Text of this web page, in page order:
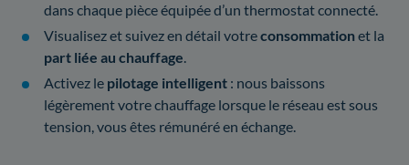
dans chaque pièce équipée d’un thermostat connecté.
Visualisez et suivez en détail votreconsommation et la
part liée au chauffage.
Activez le pilotage intelligent : nous baissons
légèrement votre chauffage lorsque le réseau est sous
tension, vous êtes rémunéré en échange.